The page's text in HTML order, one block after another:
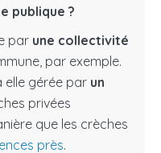
publique ?
par une collectivité
par exemple.
elle gérée par un
privées
que les crèches
près.